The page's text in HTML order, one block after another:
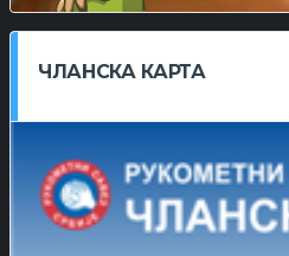
ЧЛАНСКА КАРТА